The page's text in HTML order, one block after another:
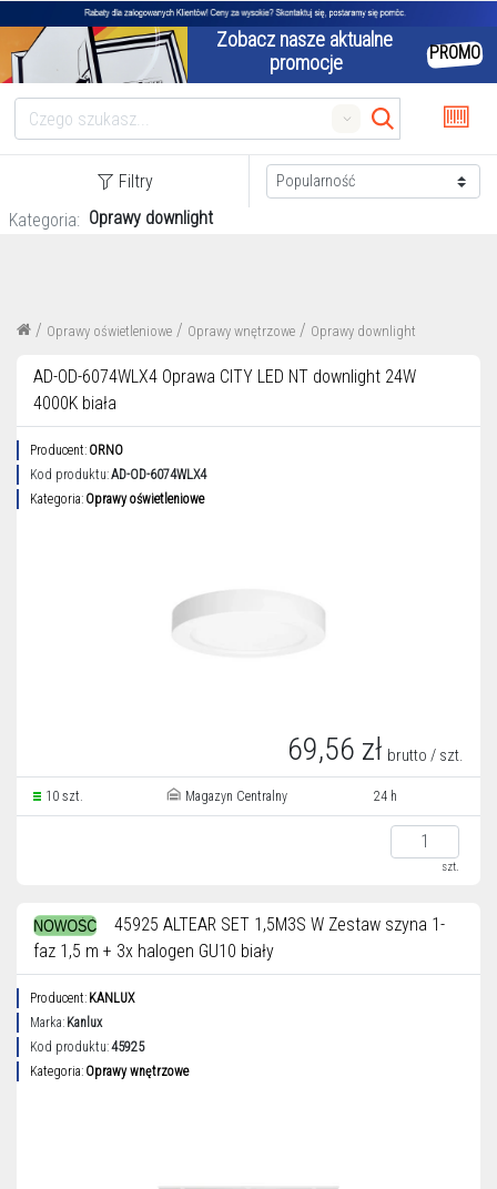
Zobacz nasze aktualne
promocje
PROMO
Filtry
Kategoria: Oprawy downlight
Oprawy downlight
/
Oprawy wnętrzowe
/
Oprawy oświetleniowe
/
AD-OD-6074WLX4 Oprawa CITY LED NT downlight 24W
4000K biała
Producent: ORNO
Kod produktu:AD-OD-6074WLX4
Kategoria: Oprawy oświetleniowe
69,56 zł brutto / szt.
10 szt. Magazyn Centralny 24 h
szt.
45925 ALTEAR SET 1,5M3S W Zestaw szyna 1-
faz 1,5 m + 3x halogen GU10 biały
Producent: KANLUX
Marka: Kanlux
Kod produktu:45925
Kategoria: Oprawy wnętrzowe